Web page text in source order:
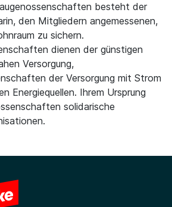
besteht der
den Mitgliedern angemessenen,
zu sichern.
dienen der günstigen
Versorgung,
der Versorgung mit Strom
Energiequellen. Ihrem Ursprung
solidarische